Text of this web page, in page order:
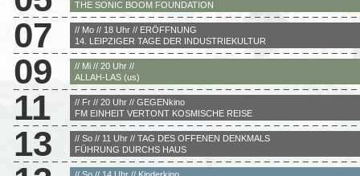
THE SONIC BOOM FOUNDATION
07
// Mo // 18 Uhr // ERÖFFNUNG
14. LEIPZIGER TAGE DER INDUSTRIEKULTUR
09
// Mi // 20 Uhr //
ALLAH-LAS (us)
11
// Fr // 20 Uhr // GEGENkino
FM EINHEIT VERTONT KOSMISCHE REISE
13
// So // 11 Uhr // TAG DES OFFENEN DENKMALS
FÜHRUNG DURCHS HAUS